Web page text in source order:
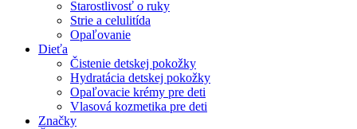
Starostlivosť o ruky
Strie a celulitída
Opaľovanie
Dieťa
Čistenie detskej pokožky
Hydratácia detskej pokožky
Opaľovacie krémy pre deti
Vlasová kozmetika pre deti
Značky